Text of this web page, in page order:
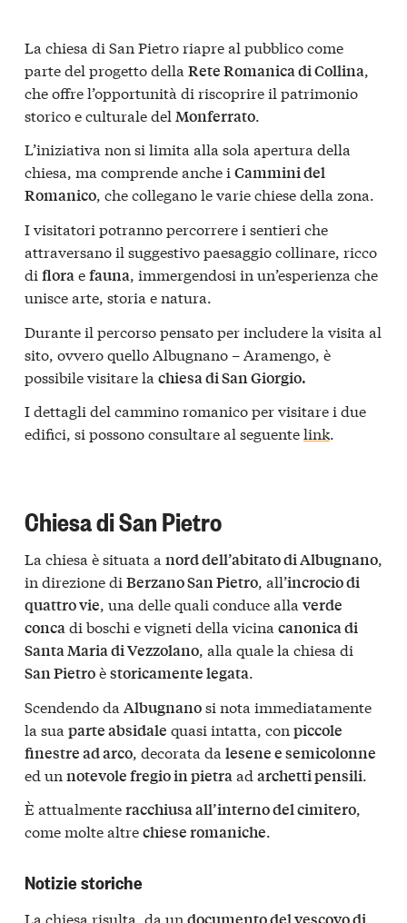
La chiesa di San Pietro riapre al pubblico come
parte del progetto della Rete Romanica di Collina,
che offre l’opportunità di riscoprire il patrimonio
storico e culturale del Monferrato.
L’iniziativa non si limita alla sola apertura della
chiesa, ma comprende anche i Cammini del
Romanico, che collegano le varie chiese della zona.
I visitatori potranno percorrere i sentieri che
attraversano il suggestivo paesaggio collinare, ricco
di floraefauna, immergendosi in un’esperienza che
unisce arte, storia e natura.
Durante il percorso pensato per includere la visita al
sito, ovvero quello Albugnano – Aramengo, è
possibile visitare la chiesa di San Giorgio.
I dettagli del cammino romanico per visitare i due
edifici, si possono consultare al seguentelink.
Chiesa di San Pietro
La chiesa è situata a nord dell’abitato di Albugnano,
in direzione di Berzano San Pietro, all’incrocio di
quattro vie, una delle quali conduce alla verde
concadi boschi e vigneti della vicina canonica di
Santa Maria di Vezzolano, alla quale la chiesa di
San Pietroèstoricamente legata.
Scendendo da Albugnanosi nota immediatamente
la sua parte absidale quasi intatta, con piccole
finestre ad arco , decorata da lesene e semicolonne
ed un notevole fregio in pietra ad archetti pensili
È attualmenteracchiusa all’interno del cimitero,
come molte altrechiese romaniche.
Notizie storiche
La chiesa risulta, da un